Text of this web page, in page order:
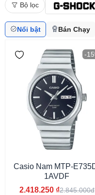
Bộ lọc
Dưới 1 triệu Từ 1 - 3 triệu
Từ 9 - 15 triệu
Từ 15 - 30
Nổi bật Bán Chạy
-
Casio Nam MTP-
1AVDF
2.418.250 ₫2.845.000đ